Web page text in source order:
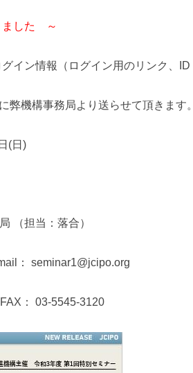
ました ～
イン情報（ログイン用のリンク、 ID
弊機構事務局より送らせて頂きます。
日 (日 )
（担当：落合）
： seminar1@jcipo.org
FAX ： 03-5545-3120